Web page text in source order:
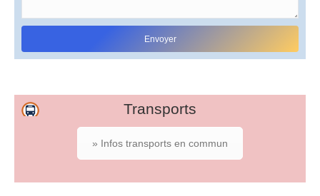
Transports
» Infos transports en commun